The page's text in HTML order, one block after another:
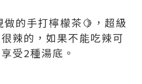
的手打檸檬茶🍋，超級
辣的，如果不能吃辣可
受2種湯底。